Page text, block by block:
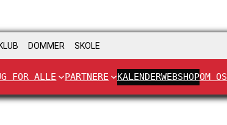
KLUB DOMMER SKOLE
FOR ALLE PARTNERE KALENDERWEBSHOPOM OS